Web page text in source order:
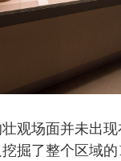
观场面并未出
掘了整个区域